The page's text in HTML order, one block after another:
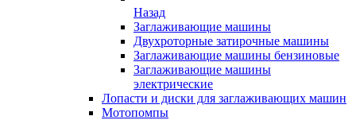
Назад
Заглаживающие машины
Двухроторные затирочные машины
Заглаживающие машины бензиновые
Заглаживающие машины
электрические
Лопасти и диски для заглаживающих машин
Мотопомпы